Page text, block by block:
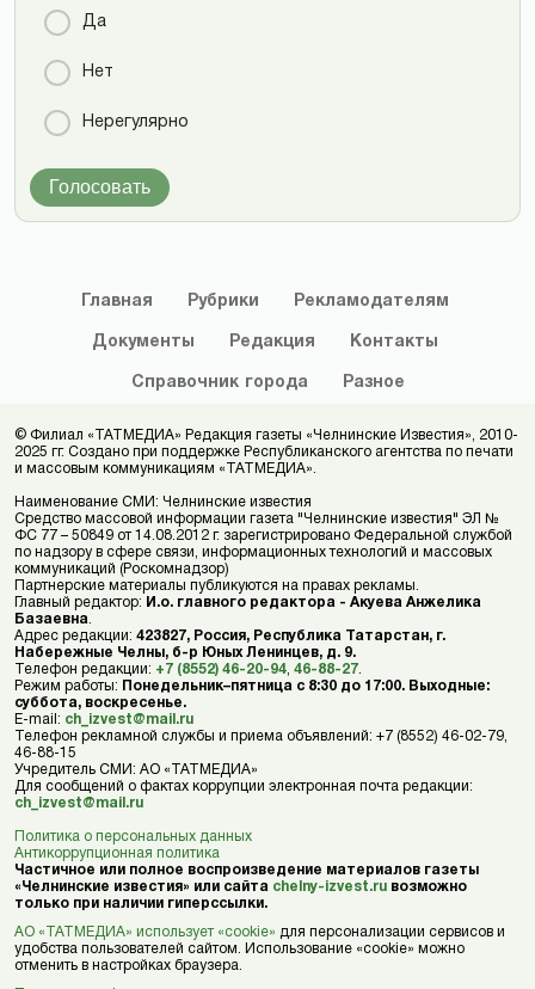
Да
Нет
Нерегулярно
Голосовать
Главная Рубрики Рекламодателям
Документы Редакция Контакты
Справочник города Разное
© Филиал «ТАТМЕДИА» Редакция газеты «Челнинские Известия», 2010-
2025 гг. Создано при поддержке Республиканского агентства по печати
и массовым коммуникациям «ТАТМЕДИА».
Наименование СМИ: Челнинские известия
Средство массовой информации газета "Челнинские известия" ЭЛ №
ФС 77 – 50849 от 14.08.2012 г. зарегистрировано Федеральной службой
по надзору в сфере связи, информационных технологий и массовых
коммуникаций (Роскомнадзор)
Партнерские материалы публикуются на правах рекламы.
Главный редактор: И.о. главного редактора - Акуева Анжелика
Базаевна
Адрес редакции: 423827, Россия, Республика Татарстан, г.
Набережные Челны, б-р Юных Ленинцев, д. 9.
Телефон редакции: +7 (8552) 46-20-94 46-88-27
Режим работы: Понедельник–пятница с 8:30 до 17:00. Выходные:
суббота, воскресенье.
E-mail: ch_izvest@mail.ru
Телефон рекламной службы и приема объявлений: +7 (8552) 46-02-79,
46-88-15
Учредитель СМИ: АО «ТАТМЕДИА»
Для сообщений о фактах коррупции электронная почта редакции:
ch_izvest@mail.ru
Политика о персональных данных
Антикоррупционная политика
Частичное или полное воспроизведение материалов газеты
«Челнинские известия» или сайта chelny-izvest.ru возможно
только при наличии гиперссылки.
АО «ТАТМЕДИА» использует «cookie» для персонализации сервисов и
удобства пользователей сайтом. Использование «cookie» можно
отменить в настройках браузера.